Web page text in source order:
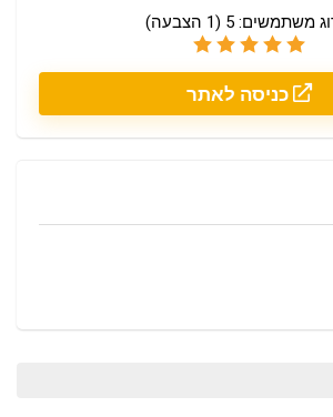
משתמשים:5
(
1 הצבעה)
כניסה לאתר